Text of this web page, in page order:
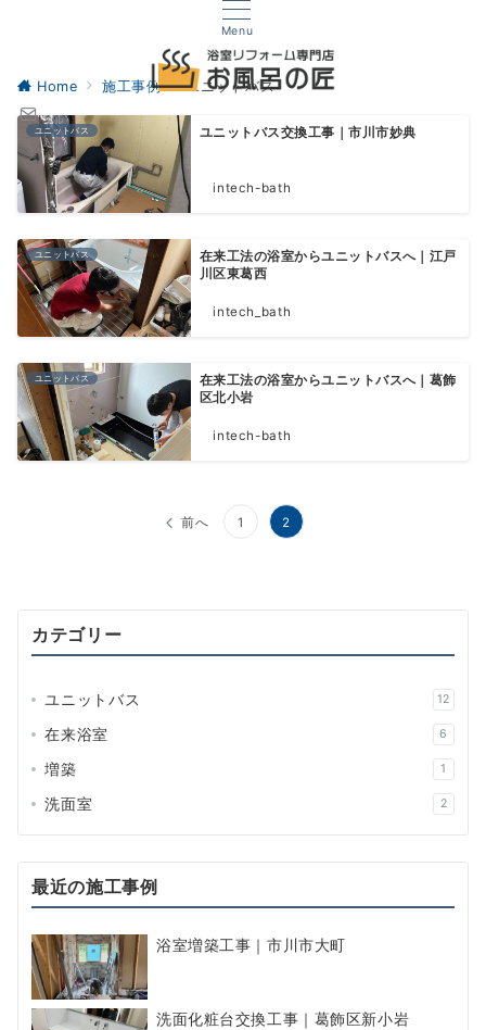
Menu
Home 施工事例 ユニットバス
ユニットバス ユニットバス交換工事｜市川市妙典
intech-bath
ユニットバス
在来工法の浴室からユニットバスへ｜江戸
川区東葛西
intech_bath
ユニットバス
在来工法の浴室からユニットバスへ｜葛飾
区北小岩
intech-bath
ペ
ジ
送
り
前へ 1 2
カテゴリー
ユニットバス 12
在来浴室 6
増築 1
洗面室 2
最近の施工事例
浴室増築工事｜市川市大町
洗面化粧台交換工事｜葛飾区新小岩